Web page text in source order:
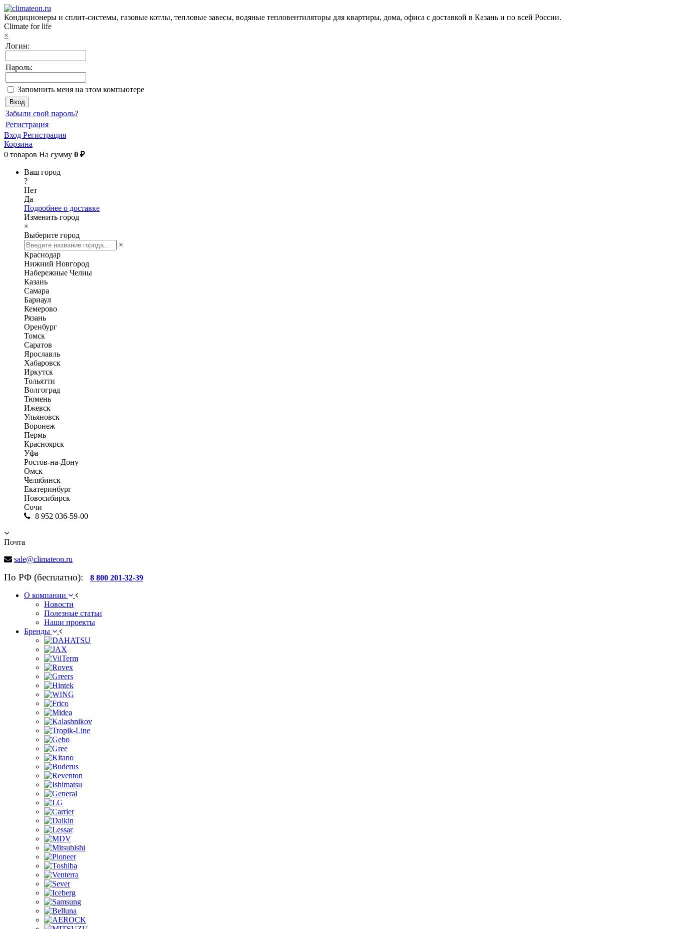
Кондиционеры и сплит-системы, газовые котлы, тепловые завесы, водяные тепловентиляторы для квартиры, дома, офиса с доставкой в Казань и по всей России.
Climate for life
×
Логин:
Пароль:
Запомнить меня на этом компьютере
Забыли свой пароль?
Регистрация
Вход Регистрация
Корзина
0 товаров На сумму 0 ₽
Ваш город
?
Нет
Да
Подробнее о доставке
Изменить город
×
Выберите город
×
Краснодар
Нижний Новгород
Набережные Челны
Казань
Самара
Барнаул
Кемерово
Рязань
Оренбург
Томск
Саратов
Ярославль
Хабаровск
Иркутск
Тольятти
Волгоград
Тюмень
Ижевск
Ульяновск
Воронеж
Пермь
Красноярск
Уфа
Ростов-на-Дону
Омск
Челябинск
Екатеринбург
Новосибирск
Сочи
8 952 036-59-00
Почта
sale@climateon.ru
По РФ (бесплатно): 8 800 201-32-39
О компании
Новости
Полезные статьи
Наши проекты
Бренды